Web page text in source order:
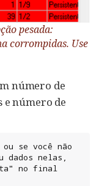
pesada:
corrompidas. Use
número de
e número de
se você não
dados nelas,
no final